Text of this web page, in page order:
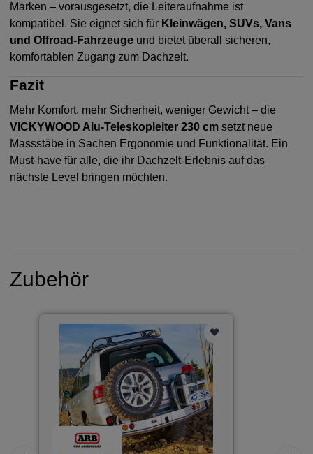
Marken – vorausgesetzt, die Leiteraufnahme ist
kompatibel. Sie eignet sich für Kleinwägen, SUVs, Vans
und Offroad-Fahrzeuge und bietet überall sicheren,
komfortablen Zugang zum Dachzelt.
Fazit
Mehr Komfort, mehr Sicherheit, weniger Gewicht – die
VICKYWOOD Alu-Teleskopleiter 230 cm setzt neue
Massstäbe in Sachen Ergonomie und Funktionalität. Ein
Must-have für alle, die ihr Dachzelt-Erlebnis auf das
nächste Level bringen möchten.
Zubehör